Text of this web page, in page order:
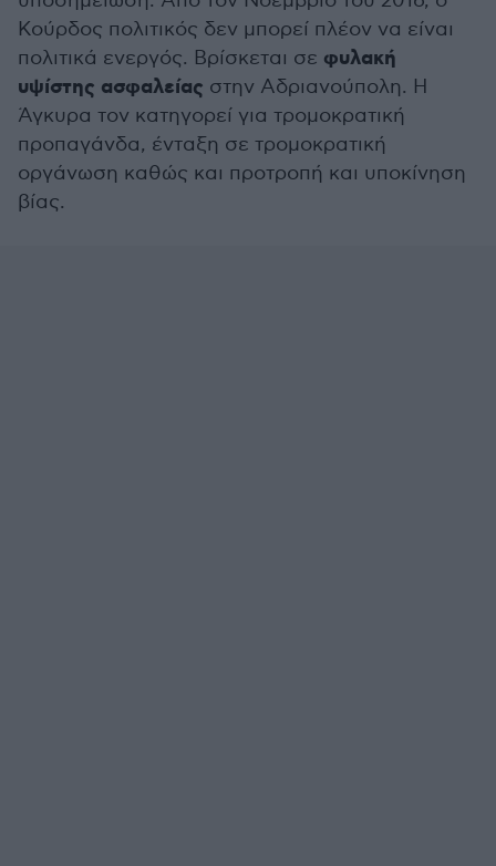
Κούρδος πολιτικός δεν μπορεί πλέον να είναι
πολιτικά ενεργός. Βρίσκεται σε φυλακή
υψίστης ασφαλείας στην Αδριανούπολη. Η
Άγκυρα τον κατηγορεί για τρομοκρατική
προπαγάνδα, ένταξη σε τρομοκρατική
οργάνωση καθώς και προτροπή και υποκίνηση
βίας.